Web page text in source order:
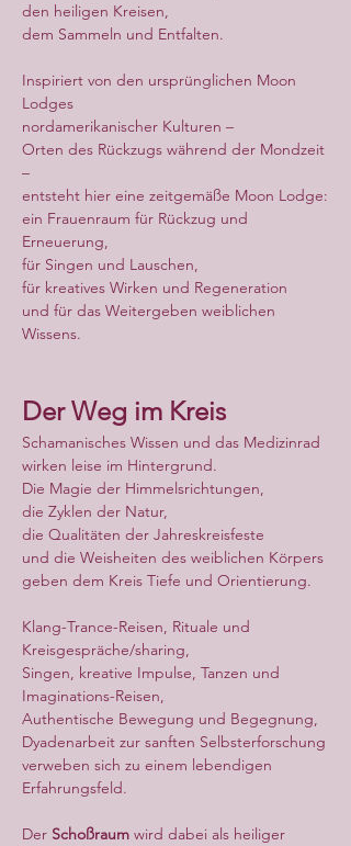
den heiligen Kreisen,
dem Sammeln und Entfalten.
Inspiriert von den ursprünglichen Moon
Lodges
nordamerikanischer Kulturen –
Orten des Rückzugs während der Mondzeit
–
entsteht hier eine zeitgemäße Moon Lodge:
ein Frauenraum für Rückzug und
Erneuerung,
für Singen und Lauschen,
für kreatives Wirken und Regeneration
und für das Weitergeben weiblichen
Wissens.
Der Weg im Kreis
Schamanisches Wissen und das Medizinrad
wirken leise im Hintergrund.
Die Magie der Himmelsrichtungen,
die Zyklen der Natur,
die Qualitäten der Jahreskreisfeste
und die Weisheiten des weiblichen Körpers
geben dem Kreis Tiefe und Orientierung.
Klang-Trance-Reisen, Rituale und
Kreisgespräche/sharing,
Singen, kreative Impulse, Tanzen und
Imaginations-Reisen,
Authentische Bewegung und Begegnung,
Dyadenarbeit zur sanften Selbsterforschung
verweben sich zu einem lebendigen
Erfahrungsfeld.
Der Schoßraum wird dabei als heiliger